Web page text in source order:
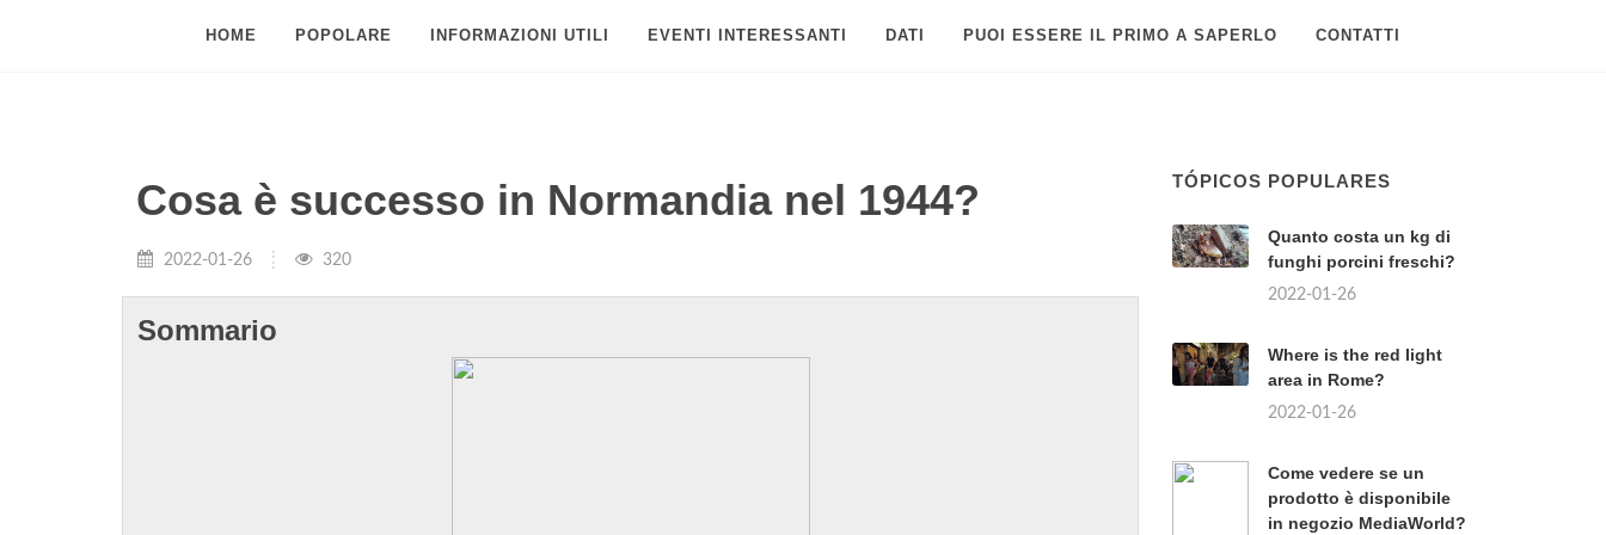
HOME POPOLARE INFORMAZIONI UTILI EVENTI INTERESSANTI DATI PUOI ESSERE IL PRIMO A SAPERLO CONTATTI
Cosa è successo in Normandia nel 1944?
2022-01-26 320
Sommario
TÓPICOS POPULARES
Quanto costa un kg di
funghi porcini freschi?
2022-01-26
Where is the red light
area in Rome?
2022-01-26
Come vedere se un
prodotto è disponibile
in negozio MediaWorld?